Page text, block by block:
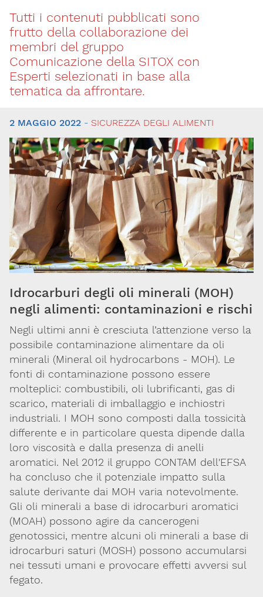
Tutti i contenuti pubblicati sono
frutto della collaborazione dei
membri del gruppo
Comunicazione della SITOX con
Esperti selezionati in base alla
tematica da affrontare.
Tutti
gli
articoli
Sicurezza
degli
alimenti
Ambiente
e
salute
Farmaci
Sostanze
chimiche
Sanità
pubblica
Ricerca
Sostanze
d'abuso
Integratori,
nutraceutici
e
cosmetici
Fake
news
2 MAGGIO 2022 - SICUREZZA DEGLI ALIMENTI
Idrocarburi degli oli minerali (MOH)
negli alimenti: contaminazioni e rischi
Negli ultimi anni è cresciuta l’attenzione verso la
possibile contaminazione alimentare da oli
minerali (Mineral oil hydrocarbons - MOH). Le
fonti di contaminazione possono essere
molteplici: combustibili, oli lubrificanti, gas di
scarico, materiali di imballaggio e inchiostri
industriali. I MOH sono composti dalla tossicità
differente e in particolare questa dipende dalla
loro viscosità e dalla presenza di anelli
aromatici. Nel 2012 il gruppo CONTAM dell'EFSA
ha concluso che il potenziale impatto sulla
salute derivante dai MOH varia notevolmente.
Gli oli minerali a base di idrocarburi aromatici
(MOAH) possono agire da cancerogeni
genotossici, mentre alcuni oli minerali a base di
idrocarburi saturi (MOSH) possono accumularsi
nei tessuti umani e provocare effetti avversi sul
fegato.